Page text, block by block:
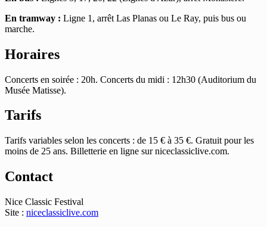
En tramway : Ligne 1, arrêt Las Planas ou Le Ray, puis bus ou
marche.
Horaires
Concerts en soirée : 20h. Concerts du midi : 12h30 (Auditorium du
Musée Matisse).
Tarifs
Tarifs variables selon les concerts : de 15 € à 35 €. Gratuit pour les
moins de 25 ans. Billetterie en ligne sur niceclassiclive.com.
Contact
Nice Classic Festival
Site : niceclassiclive.com